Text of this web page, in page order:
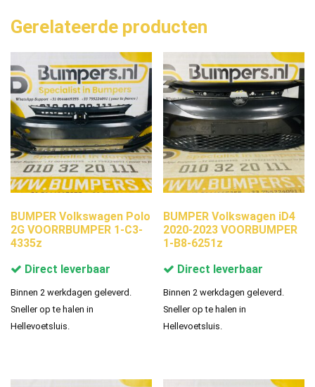
Gerelateerde producten
BUMPER Volkswagen Polo
2G VOORRBUMPER 1-C3-
4335z
Direct leverbaar
Binnen 2 werkdagen geleverd.
Sneller op te halen in
Hellevoetsluis.
BUMPER Volkswagen iD4
2020-2023 VOORBUMPER
1-B8-6251z
Direct leverbaar
Binnen 2 werkdagen geleverd.
Sneller op te halen in
Hellevoetsluis.